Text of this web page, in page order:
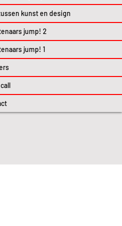
kunst en design
jump! 2
jump! 1